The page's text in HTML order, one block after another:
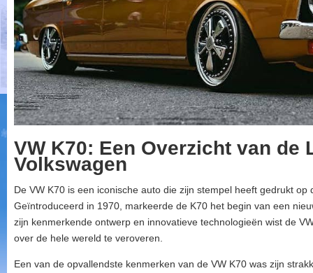
VW K70: Een Overzicht van de
Volkswagen
De VW K70 is een iconische auto die zijn stempel heeft gedrukt op
Geïntroduceerd in 1970, markeerde de K70 het begin van een
zijn kenmerkende ontwerp en innovatieve technologieën wist de
over de hele wereld te veroveren.
Een van de opvallendste kenmerken van de VW K70 was zijn